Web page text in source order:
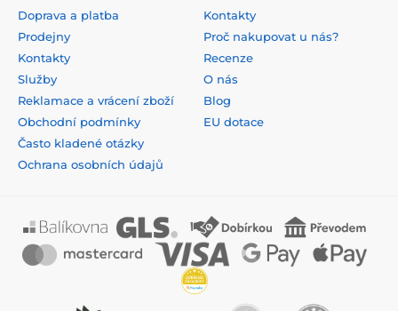
Doprava a platba
Prodejny
Kontakty
Služby
Reklamace a vrácení zboží
Obchodní podmínky
Často kladené otázky
Ochrana osobních údajů
Kontakty
Proč nakupovat u nás?
Recenze
O nás
Blog
EU dotace